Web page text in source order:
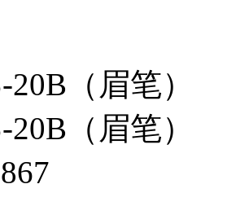
20B（眉笔）
20B（眉笔）